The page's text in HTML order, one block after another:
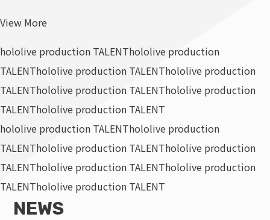
View More
hololive production TALENThololive production
TALENThololive production TALENThololive production
TALENThololive production TALENThololive production
TALENThololive production TALENT
hololive production TALENThololive production
TALENThololive production TALENThololive production
TALENThololive production TALENThololive production
TALENThololive production TALENT
NEWS